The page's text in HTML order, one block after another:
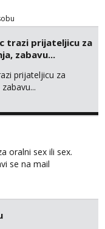
trazi prijateljicu za
zabavu...
prijateljicu za
oralni sex ili sex.
se na mail